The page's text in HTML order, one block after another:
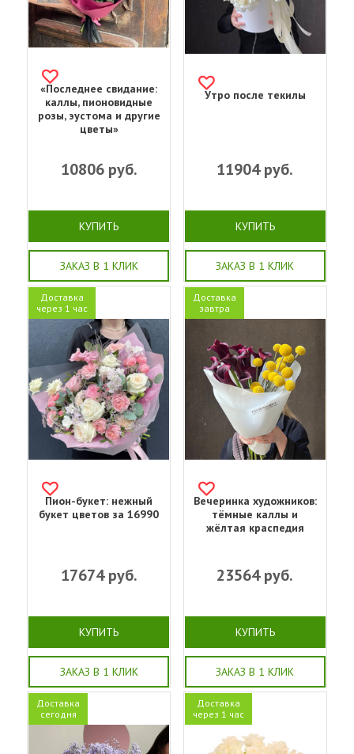
«Последнее свидание:
каллы, пионовидные
розы, эустома и другие
цветы»
10806руб.
КУПИТЬ
ЗАКАЗ В 1 КЛИК
Утро после текилы
11904руб.
КУПИТЬ
ЗАКАЗ В 1 КЛИК
Доставка
через 1 час
Пион-букет: нежный
букет цветов за 16990
17674руб.
КУПИТЬ
ЗАКАЗ В 1 КЛИК
Доставка
завтра
Вечеринка художников:
тёмные каллы и
жёлтая краспедия
23564руб.
КУПИТЬ
ЗАКАЗ В 1 КЛИК
Доставка
сегодня
Доставка
через 1 час